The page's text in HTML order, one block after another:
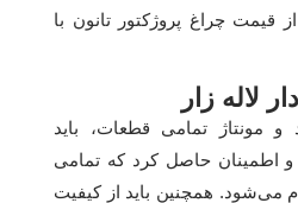
قیمت چراغ پروژکتور تانون با
لاله زار
و مونتاژ تمامی قطعات، باید
و اطمینان حاصل کرد که تمامی
می‌شود. همچنین باید از کیفیت